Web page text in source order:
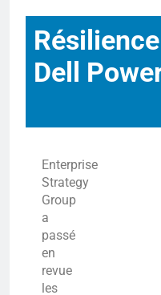
Dell
Enterprise
Strategy
Group
a
passé
en
revue
les